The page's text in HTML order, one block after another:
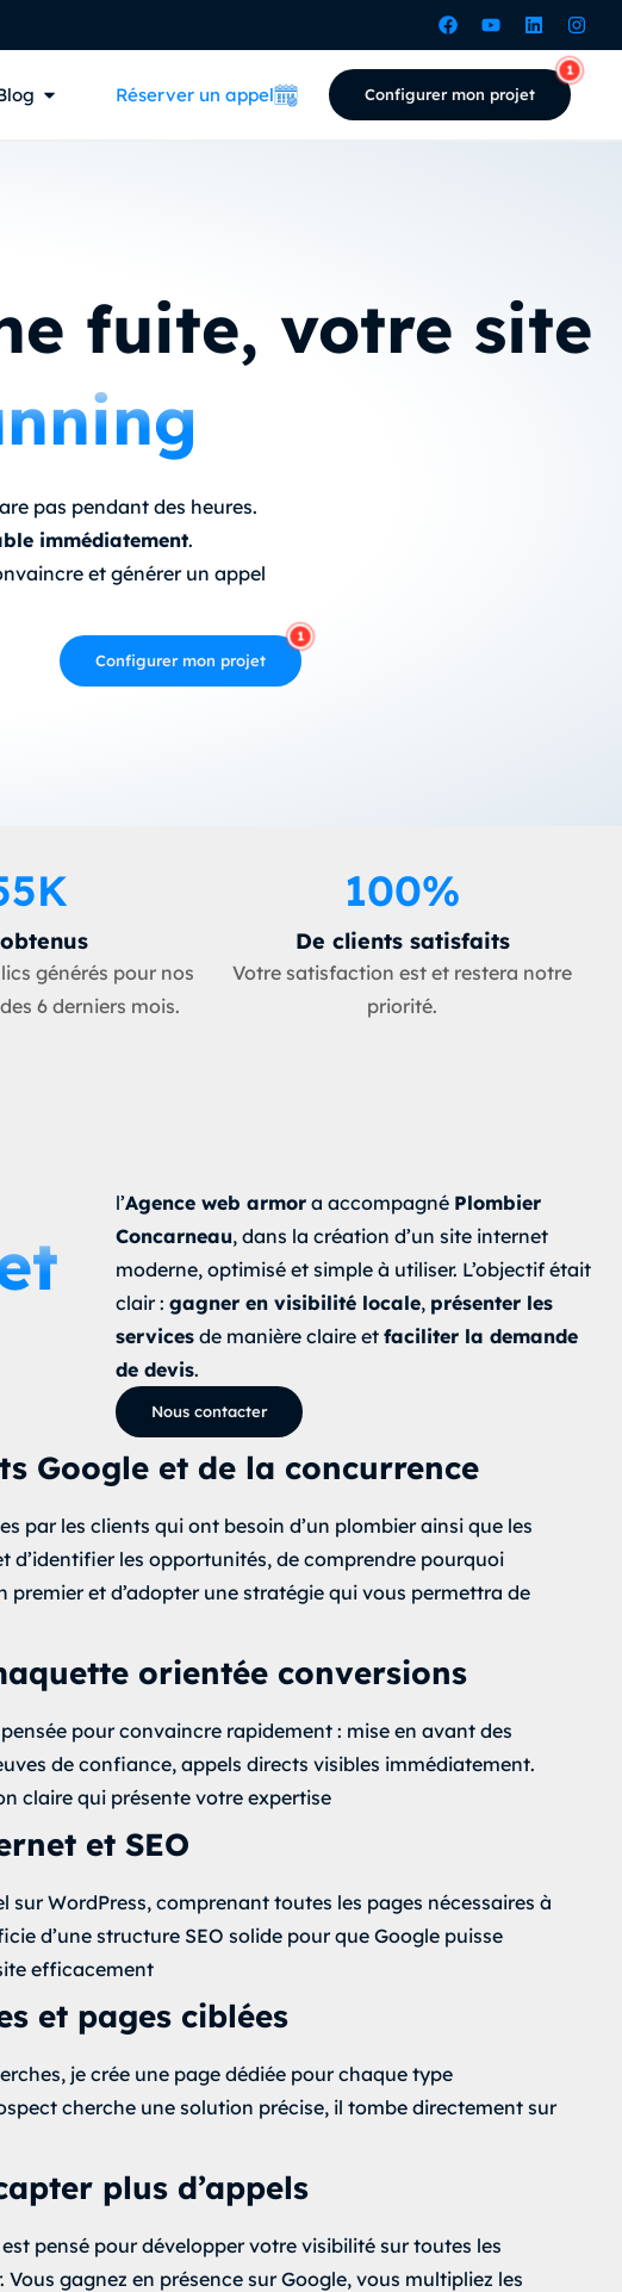
Réserver un appel Configurer mon projet
fuite, votre site
pas pendant des heures.
immédiatement.
et générer un appel
Configurer mon projet
K
générés pour nos
6 derniers mois.
100%
De clients satisfaits
Votre satisfaction est et restera notre
priorité.
l’Agence web armora accompagné Plombier
Concarneau, dans la création d’un site internet
moderne, optimisé et simple à utiliser. L’objectif était
clair : gagner en visibilité locale, présenter les
servicesde manière claire et faciliter la demande
de devis.
Nous contacter
Google et de la concurrence
par les clients qui ont besoin d’un plombier ainsi que les
d’identifier les opportunités, de comprendre pourquoi
et d’adopter une stratégie qui vous permettra de
orientée conversions
pour convaincre rapidement : mise en avant des
de confiance, appels directs visibles immédiatement.
claire qui présente votre expertise
et SEO
sur WordPress, comprenant toutes les pages nécessaires à
d’une structure SEO solide pour que Google puisse
efficacement
et pages ciblées
je crée une page dédiée pour chaque type
cherche une solution précise, il tombe directement sur
plus d’appels
pensé pour développer votre visibilité sur toutes les
gagnez en présence sur Google, vous multipliez les